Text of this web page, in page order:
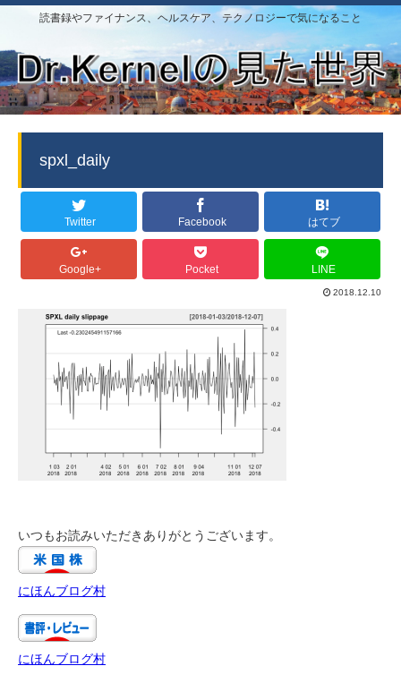
読書録やファイナンス、ヘルスケア、テクノロジーで気になること
spxl_daily
Twitter Facebook はてブ
Google+ Pocket LINE
2018.12.10
いつもお読みいただきありがとうございます。
にほんブログ村
にほんブログ村